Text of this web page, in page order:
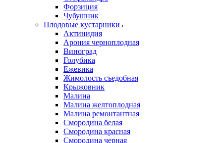
Форзиция
Чубушник
Плодовые кустарники
Актинидия
Арония черноплодная
Виноград
Голубика
Ежевика
Жимолость съедобная
Крыжовник
Малина
Малина желтоплодная
Малина ремонтантная
Смородина белая
Смородина красная
Смородина черная